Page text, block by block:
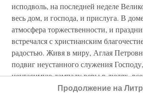
исподволь, на последней неделе
весь дом, и господа, и прислуга. В
атмосфера торжественности, и
встречался с христианским
радостью. Живя в миру, Аглая
подвиг неустанного служения
неугасимую лампаду веры в людях,
души своей. После ее смерти осталась
Продолжение на